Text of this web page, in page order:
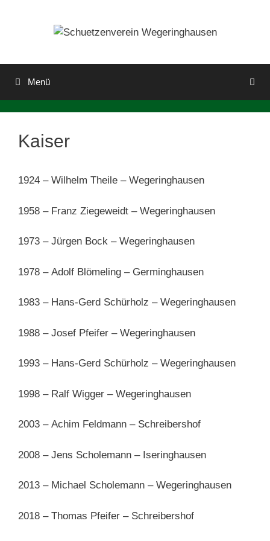
Menü
Kaiser
1924 – Wilhelm Theile – Wegeringhausen
1958 – Franz Ziegeweidt – Wegeringhausen
1973 – Jürgen Bock – Wegeringhausen
1978 – Adolf Blömeling – Germinghausen
1983 – Hans-Gerd Schürholz – Wegeringhausen
1988 – Josef Pfeifer – Wegeringhausen
1993 – Hans-Gerd Schürholz – Wegeringhausen
1998 – Ralf Wigger – Wegeringhausen
2003 – Achim Feldmann – Schreibershof
2008 – Jens Scholemann – Iseringhausen
2013 – Michael Scholemann – Wegeringhausen
2018 – Thomas Pfeifer – Schreibershof